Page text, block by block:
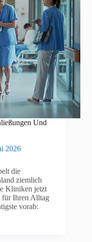
Und
2026
die
ziemlich
Kliniken jetzt
für Ihren Alltag
vorab: